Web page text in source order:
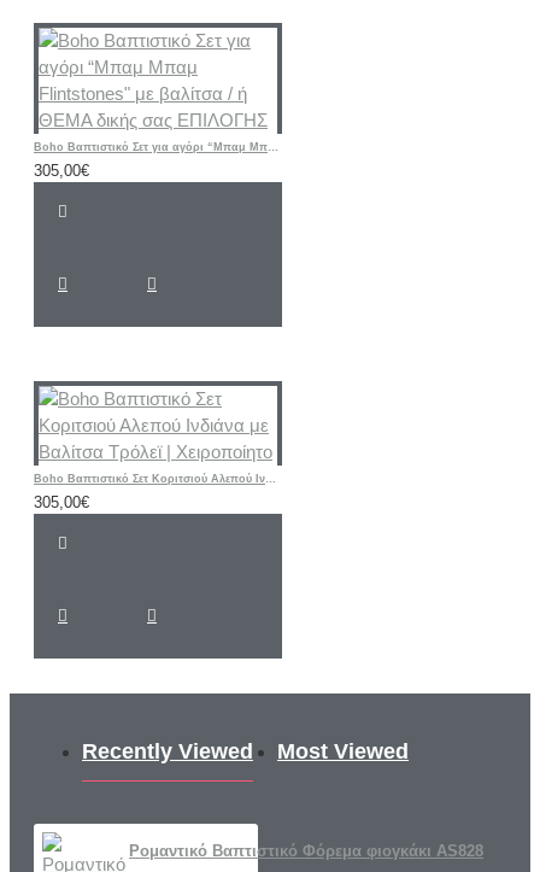
Boho Βαπτιστικό Σετ για αγόρι “Μπαμ Μπαμ Flintstones" με βαλίτσα / ή ΘΕΜΑ δικής σας ΕΠΙΛΟΓΗΣ
305,00€
Boho Βαπτιστικό Σετ Κοριτσιού Αλεπού Ινδιάνα με Βαλίτσα Τρόλεϊ | Χειροποίητο
305,00€
Recently Viewed Most Viewed
Ρομαντικό Βαπτιστικό Φόρεμα φιογκάκι AS828